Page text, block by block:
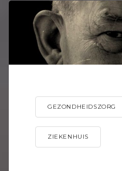
GEZONDHEIDSZORG
ZIEKENHUIS